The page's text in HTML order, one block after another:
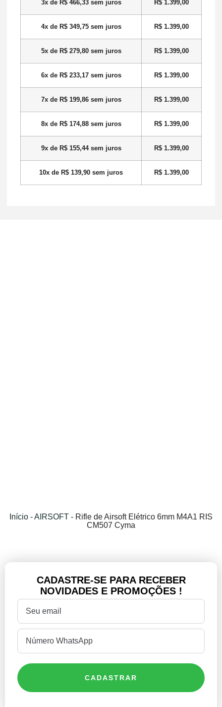
3x de R$466,33sem juros R$ 1.399,00
4x de R$349,75sem juros R$ 1.399,00
5x de R$279,80sem juros R$ 1.399,00
6x de R$233,17sem juros R$ 1.399,00
7x de R$199,86sem juros R$ 1.399,00
8x de R$174,88sem juros R$ 1.399,00
9x de R$155,44sem juros R$ 1.399,00
10x de R$ 139,90 sem juros R$ 1.399,00
Início -AIRSOFT - Rifle de Airsoft Elétrico 6mm M4A1 RIS
CM507 Cyma
CADASTRE-SE PARA RECEBER
NOVIDADES E PROMOÇÕES !
CADASTRAR